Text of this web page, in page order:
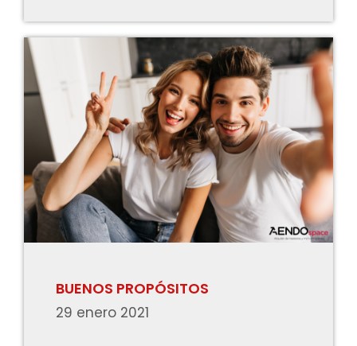
BUENOS PROPÓSITOS
29 enero 2021